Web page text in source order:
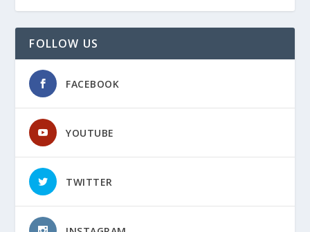
FOLLOW US
FACEBOOK
YOUTUBE
TWITTER